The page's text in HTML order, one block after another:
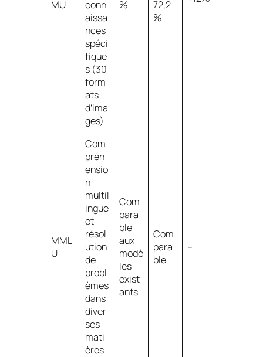
MU
conn
aissa
nces
spéci
fique
s (30
form
ats
d’ima
ges)
%
72,2
%
MML
U
Com
préh
ensio
n
multil
ingue
et
résol
ution
de
probl
èmes
dans
diver
ses
mati
ères
Com
para
ble
aux
modè
les
exist
ants
Com
para
ble
–